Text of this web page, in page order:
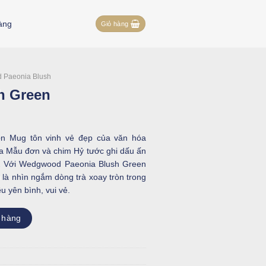
Giỏ hàng
Paeonia Blush
Green
Mug tôn vinh vẻ đẹp của văn hóa
Mẫu đơn và chim Hỷ tước ghi dấu ấn
Wedgwood Paeonia Blush Green
nhìn ngắm dòng trà xoay tròn trong
yên bình, vui vẻ.